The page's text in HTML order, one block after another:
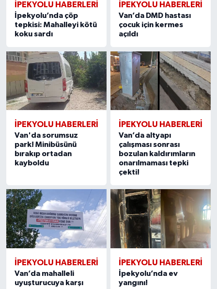
İPEKYOLU HABERLERİ
İpekyolu’nda çöp
tepkisi: Mahalleyi kötü
koku sardı
İPEKYOLU HABERLERİ
Van’da DMD hastası
çocuk için kermes
açıldı
İPEKYOLU HABERLERİ
Van'da sorumsuz
park! Minibüsünü
bırakıp ortadan
kayboldu
İPEKYOLU HABERLERİ
Van’da altyapı
çalışması sonrası
bozulan kaldırımların
onarılmaması tepki
çekti!
İPEKYOLU HABERLERİ
Van’da mahalleli
uyuşturucuya karşı
İPEKYOLU HABERLERİ
İpekyolu’nda ev
yangını!